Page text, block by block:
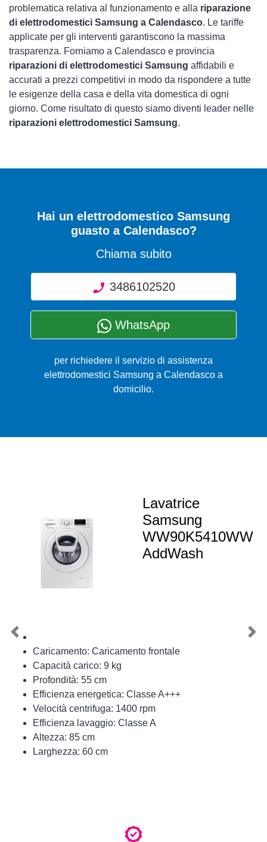
problematica relativa al funzionamento e alla riparazione
di elettrodomestici Samsung a Calendasco. Le tariffe
applicate per gli interventi garantiscono la massima
trasparenza. Forniamo a Calendasco e provincia
riparazioni di elettrodomestici Samsung affidabili e
accurati a prezzi competitivi in modo da rispondere a tutte
le esigenze della casa e della vita domestica di ogni
giorno. Come risultato di questo siamo diventi leader nelle
riparazioni elettrodomestici Samsung.
Hai un elettrodomestico Samsung
guasto a Calendasco?
Chiama subito
3486102520
WhatsApp
per richiedere il servizio di assistenza
elettrodomestici Samsung a Calendasco a
domicilio.
Lavatrice
Samsung
WW90K5410WW
AddWash
Caricamento: Caricamento frontale
Capacità carico: 9 kg
Profondità: 55 cm
Efficienza energetica: Classe A+++
Velocità centrifuga: 1400 rpm
Efficienza lavaggio: Classe A
Altezza: 85 cm
Larghezza: 60 cm
Previous